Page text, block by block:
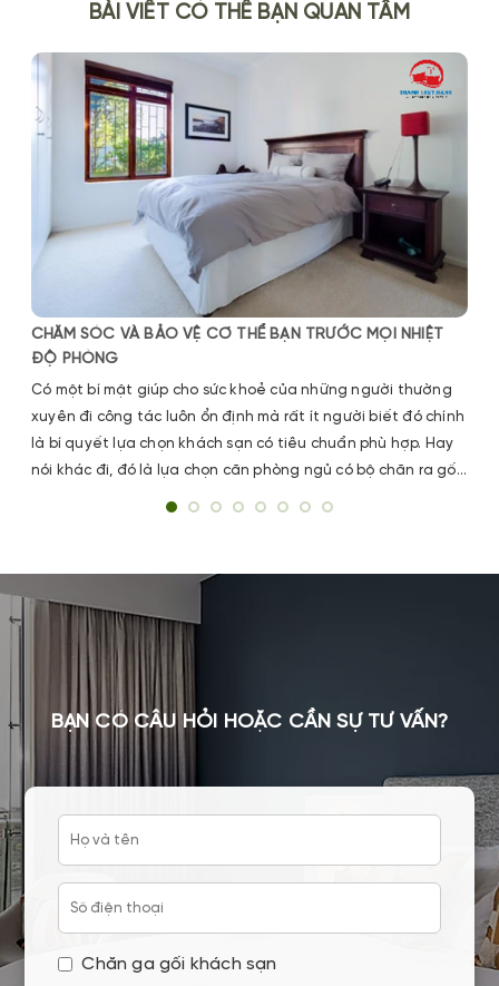
BÀI VIẾT CÓ THỂ BẠN QUAN TÂM
CHĂM SÓC VÀ BẢO VỆ CƠ THỂ BẠN TRƯỚC MỌI NHIỆT
ĐỘ PHÒNG
Có một bí mật giúp cho sức khoẻ của những người thường
xuyên đi công tác luôn ổn định mà rất ít người biết đó chính
là bí quyết lựa chọn khách sạn có tiêu chuẩn phù hợp. Hay
nói khác đi, đó là lựa chọn căn phòng ngủ có bộ chăn ra gối
BẠN CÓ CÂU HỎI HOẶC CẦN SỰ TƯ VẤN?
Chăn ga gối khách sạn